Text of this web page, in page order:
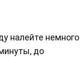
налейте немного
до